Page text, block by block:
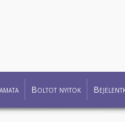
Boltot nyitok